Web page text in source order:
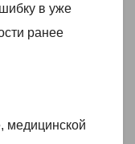
в уже
ранее
медицинской